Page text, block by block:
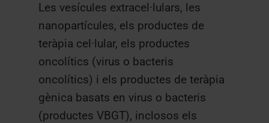
Les vesícules extracel·lulars, les
nanopartícules, els productes de
teràpia cel·lular, els productes
oncolítics (virus o bacteris
oncolítics) i els productes de teràpia
gènica basats en virus o bacteris
(productes VBGT), inclosos els